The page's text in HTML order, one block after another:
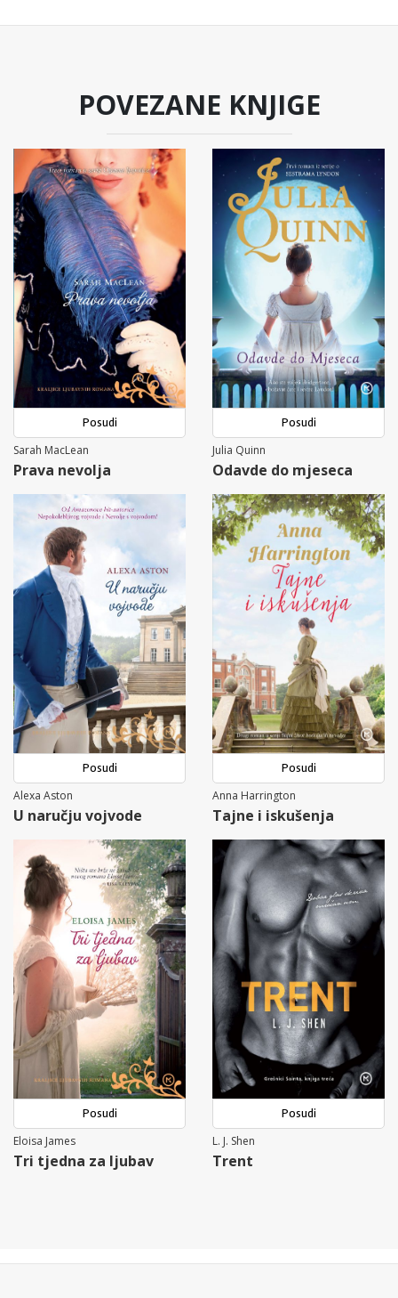
POVEZANE KNJIGE
Posudi
Sarah MacLean
Prava nevolja
Posudi
Julia Quinn
Odavde do mjeseca
Posudi
Alexa Aston
U naručju vojvode
Posudi
Anna Harrington
Tajne i iskušenja
Posudi
Eloisa James
Tri tjedna za ljubav
Posudi
L. J. Shen
Trent